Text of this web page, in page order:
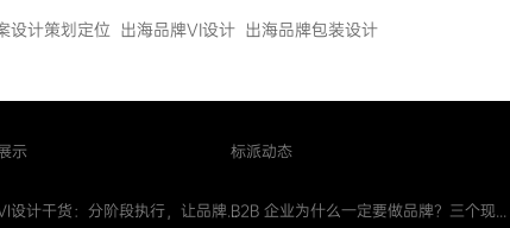
设计策划定位 出海品牌VI设计 出海品牌包装设计
示
设计干货：分阶段执行，让品牌...
标派动态
B2B 企业为什么一定要做品牌？三个现...